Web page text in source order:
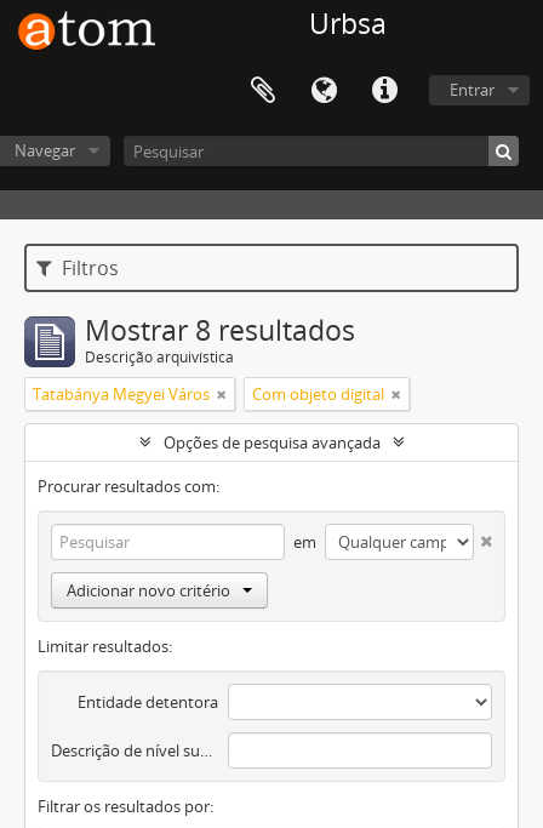
Urbsa
Entrar
Navegar
Filtros
Mostrar 8 resultados
Descrição arquivística
Tatabánya Megyei Város Com objeto digital
Opções de pesquisa avançada
Procurar resultados com:
em
Adicionar novo critério
Limitar resultados:
Entidade detentora
Descrição de nível superior
Filtrar os resultados por: